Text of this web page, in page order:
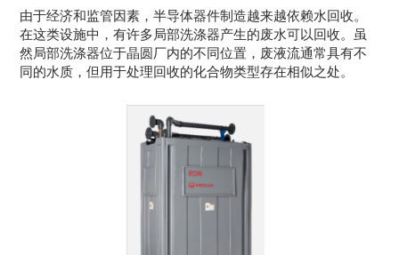
由于经济和监管因素，半导体器件制造越来越依赖水回收。
在这类设施中，有许多局部洗涤器产生的废水可以回收。虽
然局部洗涤器位于晶圆厂内的不同位置，废液流通常具有不
同的水质，但用于处理回收的化合物类型存在相似之处。